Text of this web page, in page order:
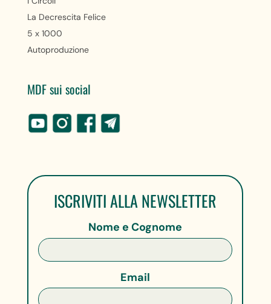
La Decrescita Felice
5 x 1000
Autoproduzione
MDF sui social
ISCRIVITI ALLA NEWSLETTER
Nome e Cognome
Email